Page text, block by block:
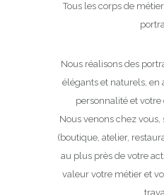
Tous les corps de
Nous réalisons des
élégants et naturels, en
personnalité et votre
Nous venons chez
(boutique, atelier,
au plus près de votre
valeur votre métier et